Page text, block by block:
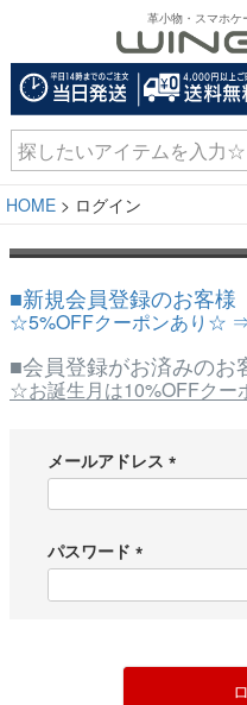
革小物・スマホケ
HOME ログイン
■新規会員登録のお客様
☆5%OFFクーポンあり☆
■会員登録がお済みのお
☆お誕生月は10%OFFク
メールアドレス
必
パスワード
必